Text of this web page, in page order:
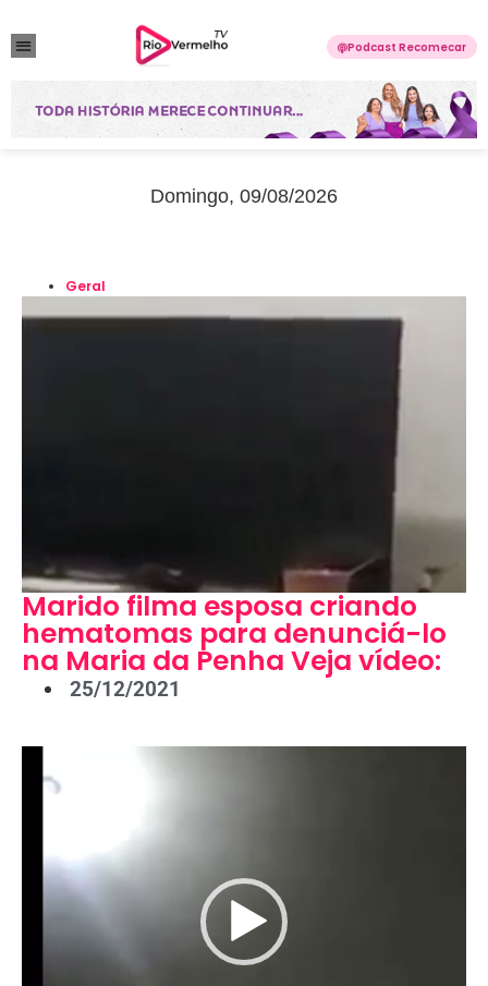
Podcast Recomecar
Domingo, 09/08/2026
Geral
Marido filma esposa criando
hematomas para denunciá-lo
na Maria da Penha Veja vídeo:
25/12/2021